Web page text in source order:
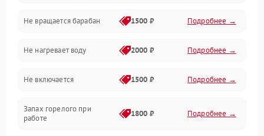
Слив
Программное обеспечение
Не вращается барабан 1500 ₽ Подробнее →
Не нагревает воду 2000 ₽ Подробнее →
Не включается 1500 ₽ Подробнее →
Запах горелого при
работе
1800 ₽ Подробнее →